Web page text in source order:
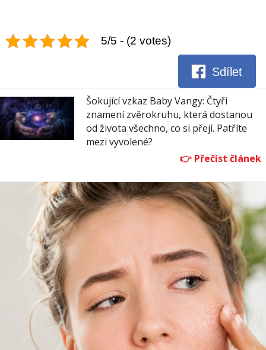
5/5 - (2 votes)
Sdílet
Šokující vzkaz Baby Vangy: Čtyři
znamení zvěrokruhu, která dostanou
od života všechno, co si přejí. Patříte
mezi vyvolené?